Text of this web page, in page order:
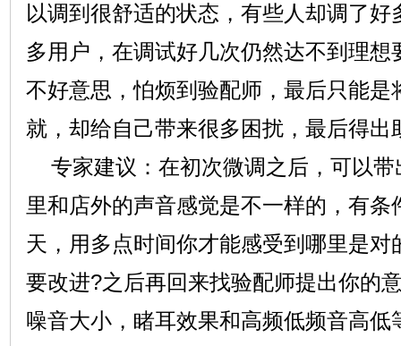
以调到很舒适的状态，有些人却调了
多用户，在调试好几次仍然达不到理想
不好意思，怕烦到验配师，最后只能是
就，却给自己带来很多困扰，最后得出
专家建议：在初次微调之后，可以
里和店外的声音感觉是不一样的，有条
天，用多点时间你才能感受到哪里是对
要改进?之后再回来找验配师提出你的
噪音大小，睹耳效果和高频低频音高低